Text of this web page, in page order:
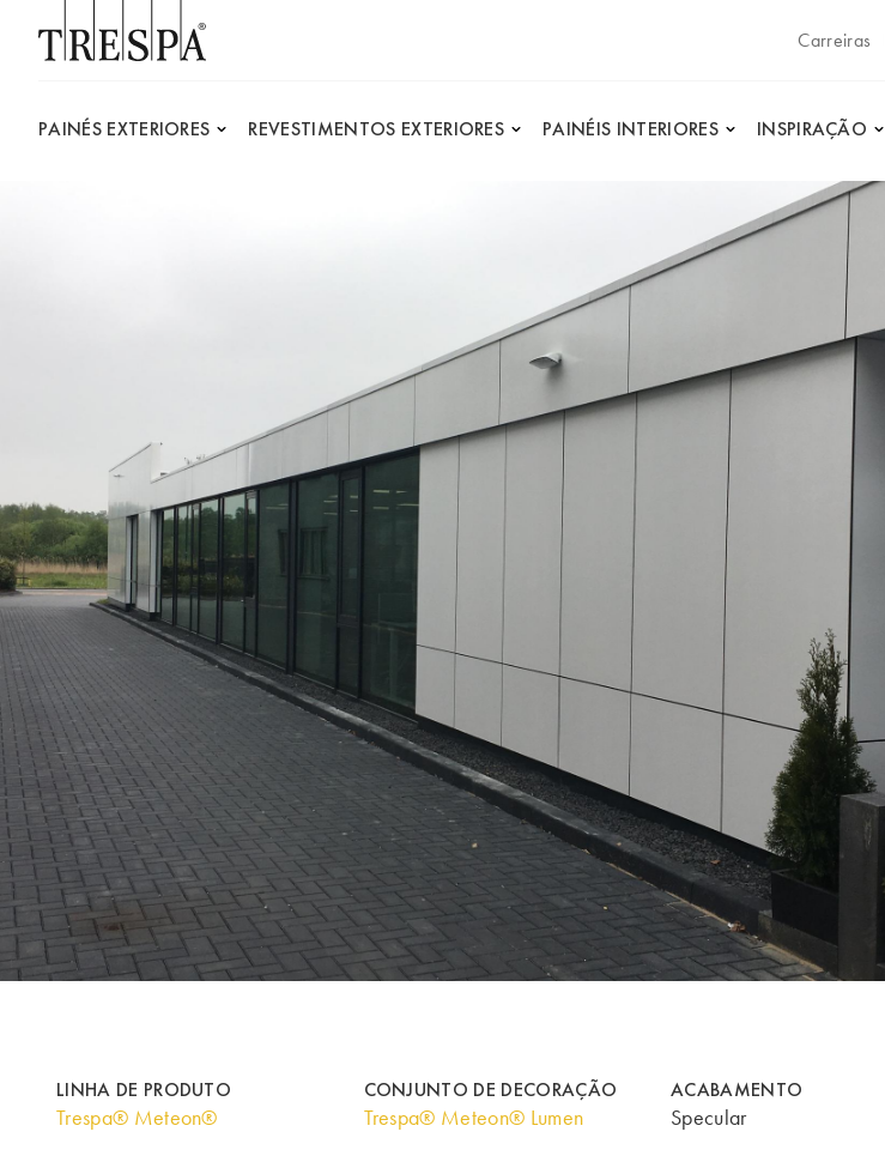
Carreiras
PAINÉS EXTERIORES REVESTIMENTOS EXTERIORES PAINÉIS INTERIORES INSPIRAÇÃO
LINHA DE PRODUTO
Trespa® Meteon®
CONJUNTO DE DECORAÇÃO
Trespa® Meteon® Lumen
ACABAMENTO
Specular